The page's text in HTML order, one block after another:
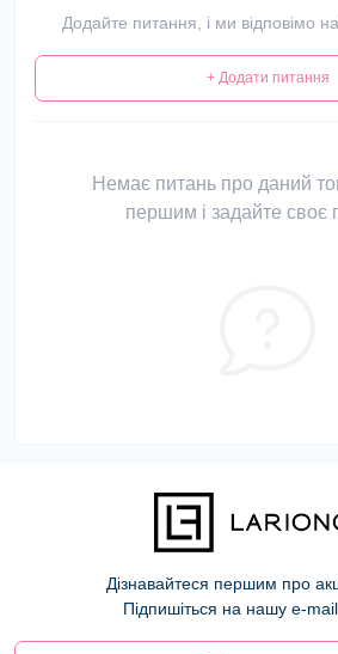
Додайте питання, і ми відповімо
+ Додати питання
Немає питань про даний
першим і задайте своє
Дізнавайтеся першим про
Підпишіться на нашу e-